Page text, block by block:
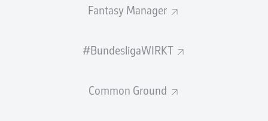
Fantasy Manager
#BundesligaWIRKT
Common Ground
Der KSC gewinnt auch in der Höhe verdient mit 3:0
90 Minuten waren die Gäste die spielbestimmende
Mannschaft und ließen dem SVS keine Schnitte, der